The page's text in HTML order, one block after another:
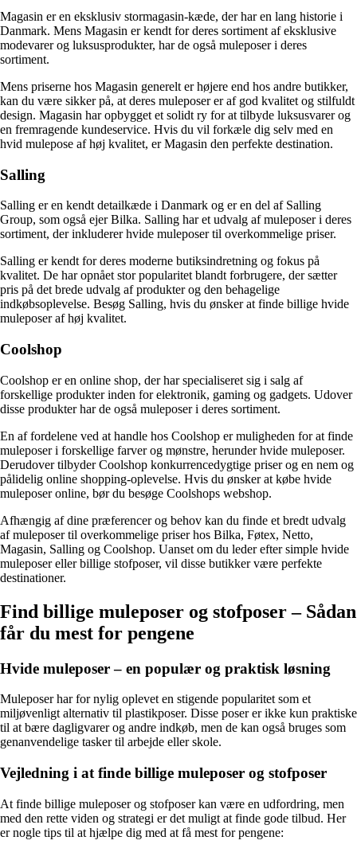
Magasin er en eksklusiv stormagasin-kæde, der har en lang historie i
Danmark. Mens Magasin er kendt for deres sortiment af eksklusive
modevarer og luksusprodukter, har de også muleposer i deres
sortiment.
Mens priserne hos Magasin generelt er højere end hos andre butikker,
kan du være sikker på, at deres muleposer er af god kvalitet og stilfuldt
design. Magasin har opbygget et solidt ry for at tilbyde luksusvarer og
en fremragende kundeservice. Hvis du vil forkæle dig selv med en
hvid mulepose af høj kvalitet, er Magasin den perfekte destination.
Salling
Salling er en kendt detailkæde i Danmark og er en del af Salling
Group, som også ejer Bilka. Salling har et udvalg af muleposer i deres
sortiment, der inkluderer hvide muleposer til overkommelige priser.
Salling er kendt for deres moderne butiksindretning og fokus på
kvalitet. De har opnået stor popularitet blandt forbrugere, der sætter
pris på det brede udvalg af produkter og den behagelige
indkøbsoplevelse. Besøg Salling, hvis du ønsker at finde billige hvide
muleposer af høj kvalitet.
Coolshop
Coolshop er en online shop, der har specialiseret sig i salg af
forskellige produkter inden for elektronik, gaming og gadgets. Udover
disse produkter har de også muleposer i deres sortiment.
En af fordelene ved at handle hos Coolshop er muligheden for at finde
muleposer i forskellige farver og mønstre, herunder hvide muleposer.
Derudover tilbyder Coolshop konkurrencedygtige priser og en nem og
pålidelig online shopping-oplevelse. Hvis du ønsker at købe hvide
muleposer online, bør du besøge Coolshops webshop.
Afhængig af dine præferencer og behov kan du finde et bredt udvalg
af muleposer til overkommelige priser hos Bilka, Føtex, Netto,
Magasin, Salling og Coolshop. Uanset om du leder efter simple hvide
muleposer eller billige stofposer, vil disse butikker være perfekte
destinationer.
Find billige muleposer og stofposer – Sådan
får du mest for pengene
Hvide muleposer – en populær og praktisk løsning
Muleposer har for nylig oplevet en stigende popularitet som et
miljøvenligt alternativ til plastikposer. Disse poser er ikke kun praktiske
til at bære dagligvarer og andre indkøb, men de kan også bruges som
genanvendelige tasker til arbejde eller skole.
Vejledning i at finde billige muleposer og stofposer
At finde billige muleposer og stofposer kan være en udfordring, men
med den rette viden og strategi er det muligt at finde gode tilbud. Her
er nogle tips til at hjælpe dig med at få mest for pengene: